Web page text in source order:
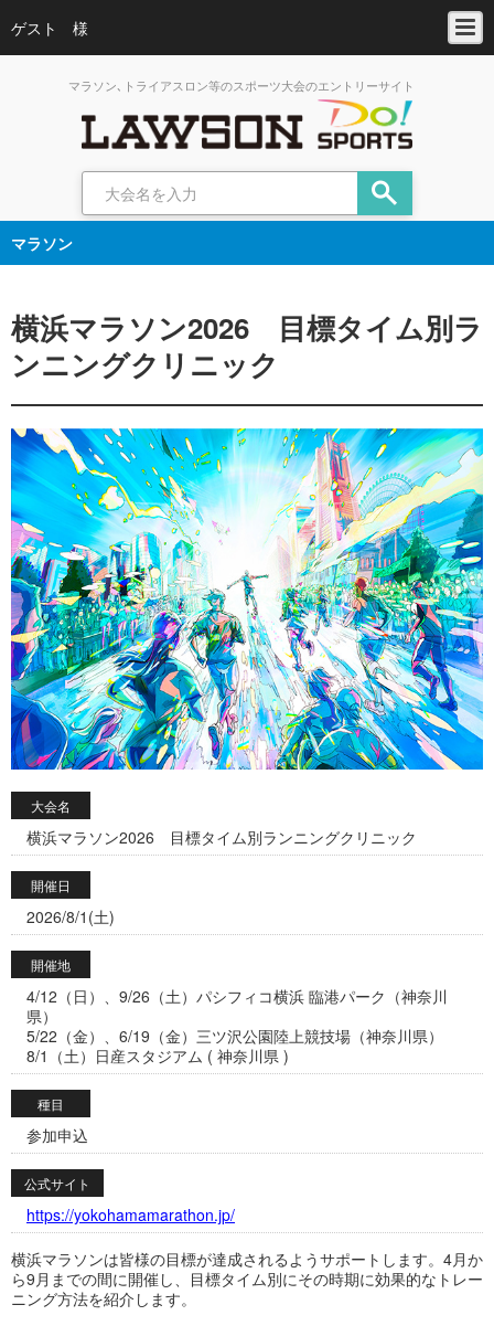
ゲスト 様
マラソン､トライアスロン等のスポーツ大会のエントリーサイト
マラソン
横浜マラソン2026 目標タイム別ラ
ンニングクリニック
大会名
横浜マラソン2026 目標タイム別ランニングクリニック
開催日
2026/8/1(土)
開催地
4/12（日）、9/26（土）パシフィコ横浜 臨港パーク（神奈川
県）
5/22（金）、6/19（金）三ツ沢公園陸上競技場（神奈川県）
8/1（土）日産スタジアム ( 神奈川県 )
種目
参加申込
公式サイト
https://yokohamamarathon.jp/
横浜マラソンは皆様の目標が達成されるようサポートします。4月か
ら9月までの間に開催し、目標タイム別にその時期に効果的なトレー
ニング方法を紹介します。